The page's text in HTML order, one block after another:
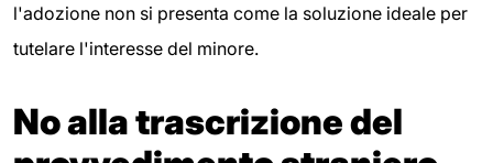
l'adozione non si presenta come la soluzione ideale per
tutelare l'interesse del minore.
No alla trascrizione del